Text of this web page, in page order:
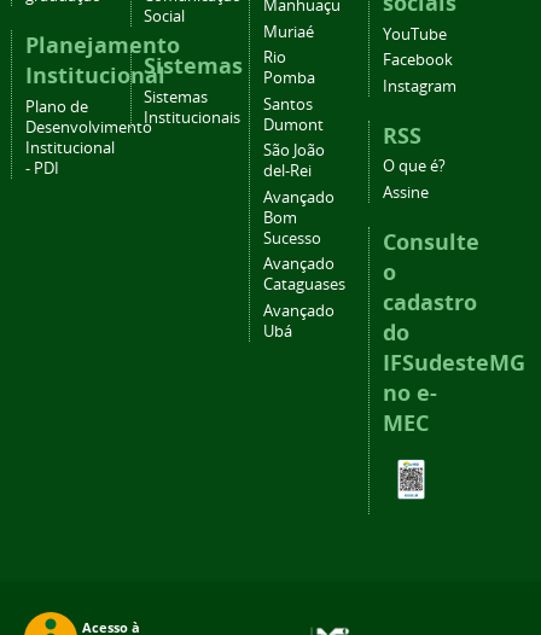
Planejamento
Institucional
Plano de
Desenvolvimento
Institucional
- PDI
Social
Sistemas
Sistemas
Institucionais
Manhuaçu
Muriaé
Rio
Pomba
Santos
Dumont
São João
del-Rei
Avançado
Bom
Sucesso
Avançado
Cataguases
Avançado
Ubá
YouTube
Facebook
Instagram
RSS
O que é?
Assine
Consulte
o
cadastro
do
IFSudesteMG
no e-
MEC